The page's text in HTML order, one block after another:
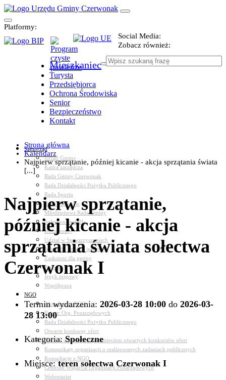
Platformy:
Social Media:
Zobacz również:
Mieszkaniec
Turysta
Przedsiębiorca
Ochrona Środowiska
Senior
Bezpieczeństwo
Kontakt
Samorząd
Urząd Gminy
Kadra zarządcza
Rada Gminy Czerwonak
Rada Działalności Pożytku Publicznego
Rada Sportu
Rada Seniorów
Młodzieżowa Rada Gminy
Sołectwa i osiedla
Dokumenty
Udział w Stowarzyszeniach
Jednostki, spółki, instytucje
Zasłużeni dla gminy
Petycje
Język migowy
Współpraca
NGO
Aktualności NGO
Rejestr Org. Pozarządowych
Rada Działalności Pożytku Publicznego
Otwarte konkursy ofert
Dotacje udzielone z pominięciem otwartych konkursów ofert
Komunikaty organizacji o realizowanych zadaniach publicznych
Konsultacje z NGO
Centrum Wsparcia Organizacji Pozarządowych
Wolontariat
Strona główna
Kalendarz
Najpierw sprzątanie, później kicanie - akcja sprzątania świata
[...]
Najpierw sprzątanie,
później kicanie - akcja
sprzątania świata sołectwa
Czerwonak I
Termin wydarzenia: 2026-03-28 10:00 do 2026-03-
28 13:00
Kategoria:Społeczne
Miejsce:teren sołectwa Czerwonak I